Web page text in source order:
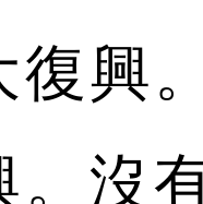
復興
。沒